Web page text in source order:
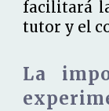
facilitará
tutor y el
La